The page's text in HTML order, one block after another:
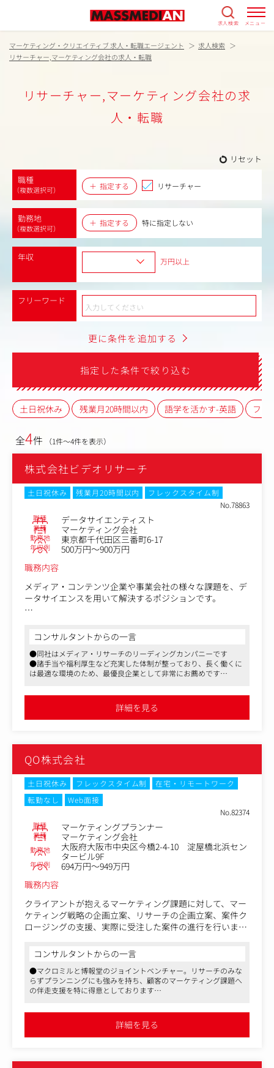
求人検索 メニュー
マーケティング・クリエイティブ 求人・転職エージェント
求人検索
リサーチャー,マーケティング会社の求人・転職
リサーチャー,マーケティング会社の求
人・転職
リセット
職種
（複数選択可） 指定する リサーチャー
勤務地
（複数選択可）
指定する 特に指定しない
年収 万円以上
フリーワード
更に条件を追加する
指定した条件で絞り込む
土日祝休み 残業月20時間以内 語学を活かす-英語 フレ
全4件 （1件～4件を表示）
株式会社ビデオリサーチ
土日祝休み 残業月20時間以内
フレックスタイム制
No.78863
職種 データサイエンティスト
業種 マーケティング会社
勤務地 東京都千代田区三番町6-17
年収例
500万円～900万円
職務内容
メディア・コンテンツ企業や事業会社の様々な課題を、デ
ータサイエンスを用いて解決するポジションです。
●マーケティング・コミュニケーションのプランニングソ
リューションの開発
・テレビCMやデジタル広告など、多様な広告チャネルデ
ータを統合・分析するロジックの開発
・機械学習や統計モデルを活用した広告効果予測モデルの
・開発要件定義とプロジェクト推進
・外部パートナーとの技術協業の推進
・マーケティング・コミュニケーションの投資効果分析
・予算配分最適化モデルの構築と運用
・効果的な広告表現の開発支援
・分析レポート作成とプレゼンテーション
コンサルタントからの一言
●同社はメディア・リサーチのリーディングカンパニーです
●諸手当や福利厚生など充実した体制が整っており、長く働くに
は最適な環境のため、最優良企業として非常にお薦めです
詳細を見る
QO株式会社
土日祝休み フレックスタイム制
在宅・リモートワーク
転勤なし
Web面接
No.82374
職種 マーケティングプランナー
業種 マーケティング会社
勤務地
大阪府大阪市中央区今橋2-4-10 淀屋橋北浜セン
タービル9F
年収例
694万円～949万円
職務内容
クライアントが抱えるマーケティング課題に対して、マー
ケティング戦略の企画立案、リサーチの企画立案、案件ク
ロージングの支援、実際に受注した案件の進行を行いま
クライアントへの提供価値を大きく左右する、顧客課題の
整理と課題解決のための提案を行うブレーンとしての役割
をメインミッションとします。
・クライアントのマーケティング課題をヒアリングし、リ
サーチを活用しながらマーケティング戦略を企画立案し、
コンサルタントからの一言
●マクロミルと博報堂のジョイントベンチャー。リサーチのみな
らずプランニングにも強みを持ち、顧客のマーケティング課題へ
の伴走支援を特に得意としております
●リモート主体でコアタイムなしのフレックス、柔軟な働き方が
可能です
詳細を見る